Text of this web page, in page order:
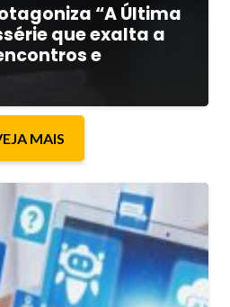
“A Última
que exalta a
e
MAIS